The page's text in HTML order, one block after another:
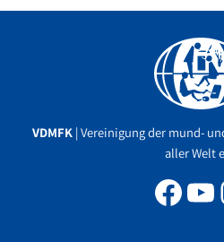
VDMFK | Vereinigung der mund-
aller Welt